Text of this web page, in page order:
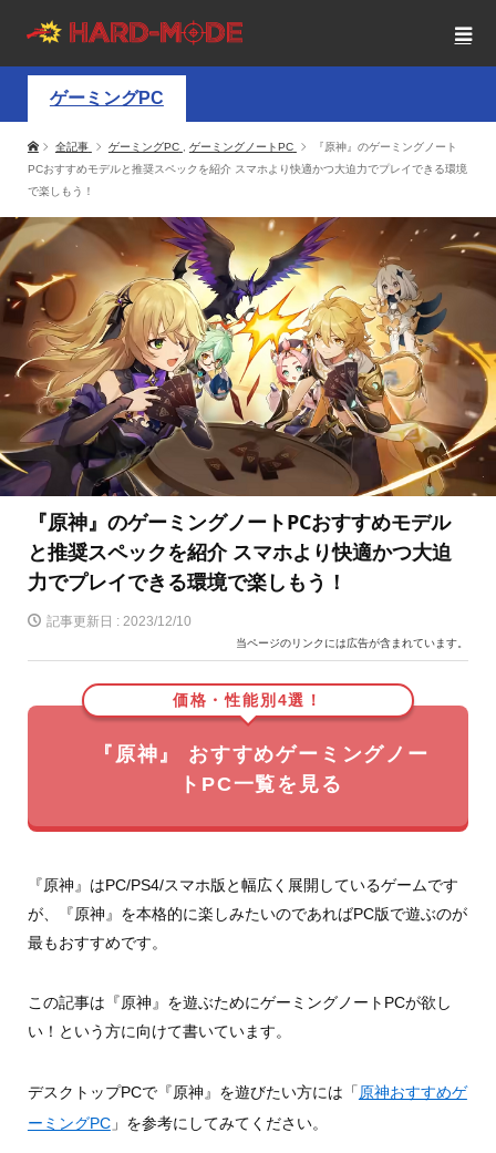
ゲーミングPC
全記事 ゲーミングPC ゲーミングノートPC
『原神』のゲーミングノート
PCおすすめモデルと推奨スペックを紹介 スマホより快適かつ大迫力でプレイできる環境
で楽しもう！
『原神』のゲーミングノートPCおすすめモデル
と推奨スペックを紹介 スマホより快適かつ大迫
力でプレイできる環境で楽しもう！
記事更新日 : 2023/12/10
当ページのリンクには広告が含まれています。
価格・性能別4選！
『原神』 おすすめゲーミングノー
トPC一覧を見る
『原神』はPC/PS4/スマホ版と幅広く展開しているゲームです
が、『原神』を本格的に楽しみたいのであればPC版で遊ぶのが
最もおすすめです。
この記事は『原神』を遊ぶためにゲーミングノートPCが欲し
い！という方に向けて書いています。
デスクトップPCで『原神』を遊びたい方には「 原神おすすめゲ
ーミングPC」を参考にしてみてください。